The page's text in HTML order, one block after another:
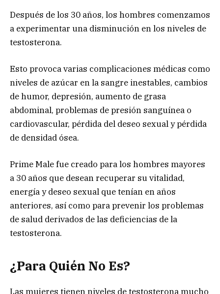
Después de los 30 años, los hombres comenzamos
a experimentar una disminución en los niveles de
testosterona.
Esto provoca varias complicaciones médicas como
niveles de azúcar en la sangre inestables, cambios
de humor, depresión, aumento de grasa
abdominal, problemas de presión sanguínea o
cardiovascular, pérdida del deseo sexual y pérdida
de densidad ósea.
Prime Male fue creado para los hombres mayores
a 30 años que desean recuperar su vitalidad,
energía y deseo sexual que tenían en años
anteriores, así como para prevenir los problemas
de salud derivados de las deficiencias de la
testosterona.
¿Para Quién No Es?
Las mujeres tienen niveles de testosterona mucho